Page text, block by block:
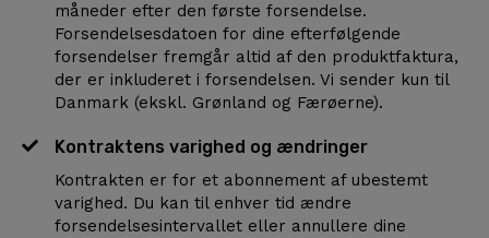
måneder efter den første forsendelse.
Forsendelsesdatoen for dine efterfølgende
forsendelser fremgår altid af den produktfaktura,
der er inkluderet i forsendelsen. Vi sender kun til
Danmark (ekskl. Grønland og Færøerne).
Kontraktens varighed og ændringer
Kontrakten er for et abonnement af ubestemt
varighed. Du kan til enhver tid ændre
forsendelsesintervallet eller annullere dine